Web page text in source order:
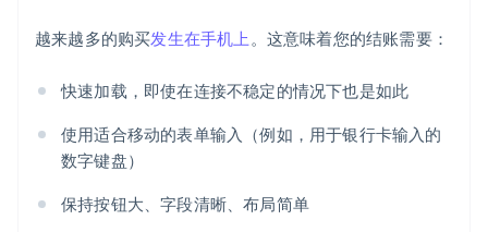
越来越多的购买发生在手机上。这意味着您的结账需要：
快速加载，即使在连接不稳定的情况下也是如此
使用适合移动的表单输入（例如，用于银行卡输入的
数字键盘）
保持按钮大、字段清晰、布局简单